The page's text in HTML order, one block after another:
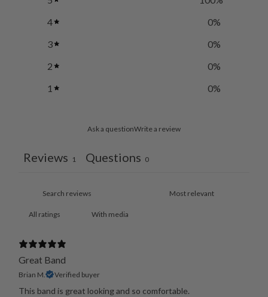
4
0%
3
0%
2
0%
1
0%
Ask a questionWrite a review
Reviews 1 Questions 0
With media
Great Band
Brian M. Verified buyer
This band is great looking and so comfortable.